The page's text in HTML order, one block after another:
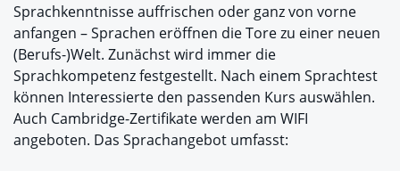
Sprachkenntnisse auffrischen oder ganz von vorne
anfangen – Sprachen eröffnen die Tore zu einer neuen
(Berufs-)Welt. Zunächst wird immer die
Sprachkompetenz festgestellt. Nach einem Sprachtest
können Interessierte den passenden Kurs auswählen.
Auch Cambridge-Zertifikate werden am WIFI
angeboten. Das Sprachangebot umfasst: